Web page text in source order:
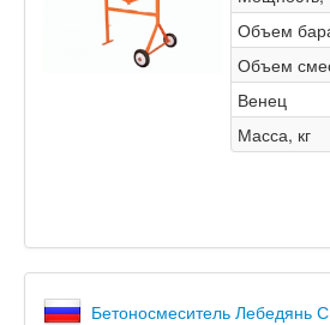
Объем
Объем
Венец
Масса, кг
Бетоносмеситель Лебедянь